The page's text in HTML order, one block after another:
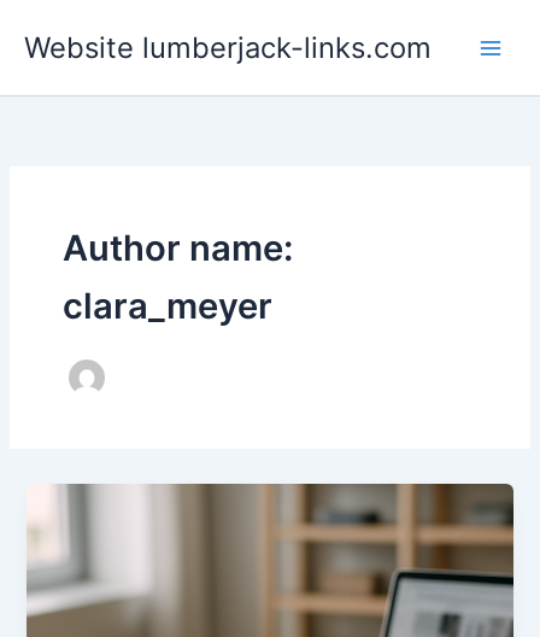
Website lumberjack-links.com
Author name:
clara_meyer